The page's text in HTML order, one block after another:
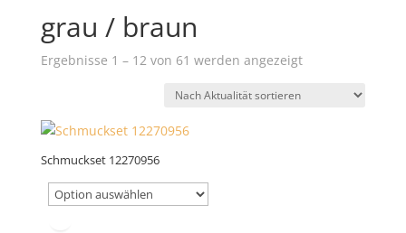
grau / braun
Ergebnisse 1 – 12 von 61 werden angezeigtNach
Schmuckset 12270956